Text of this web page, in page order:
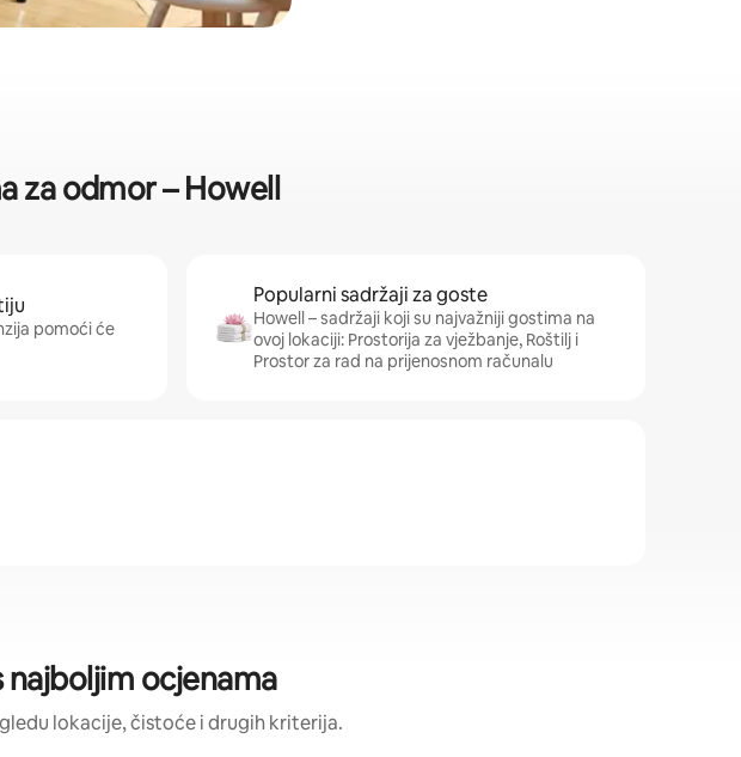
za odmor – Howell
pomoći će
Popularni sadržaji za goste
Howell – sadržaji koji su najvažniji gostima na
ovoj lokaciji: Prostorija za vježbanje, Roštilj i
Prostor za rad na prijenosnom računalu
najboljim ocjenama
lokacije, čistoće i drugih kriterija.